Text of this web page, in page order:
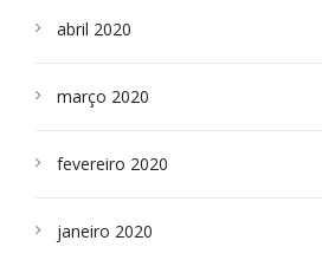
abril 2020
março 2020
fevereiro 2020
janeiro 2020